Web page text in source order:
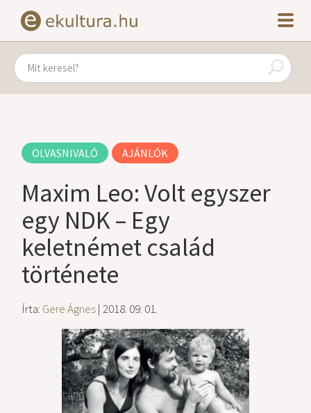
OLVASNIVALÓ AJÁNLÓK
Maxim Leo: Volt egyszer
egy NDK – Egy
keletnémet család
története
Írta: Gere Ágnes| 2018. 09. 01.